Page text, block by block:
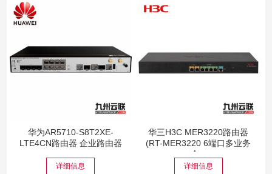
华为AR5710-S8T2XE-
LTE4CN路由器 企业路由器
详细信息
华三H3C MER3220路由器
(RT-MER3220 6端口多业务
企...
详细信息